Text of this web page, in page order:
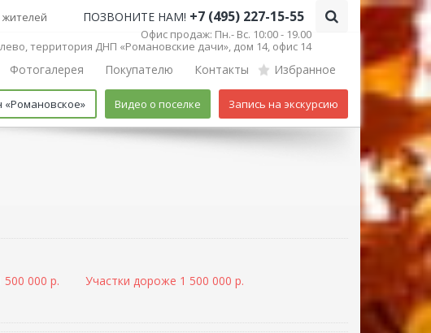
Офис продаж: Пн.- Вс. 10:00 - 19.00
территория ДНП «Романовские дачи», дом 14, офис 14
жителей ПОЗВОНИТЕ НАМ! +7 (495) 227-15-55
Фотогалерея Покупателю Контакты Избранное
«Романовское» Видео о поселке Запись на экскурсию
000 р. Участки дороже 1 500 000 р.